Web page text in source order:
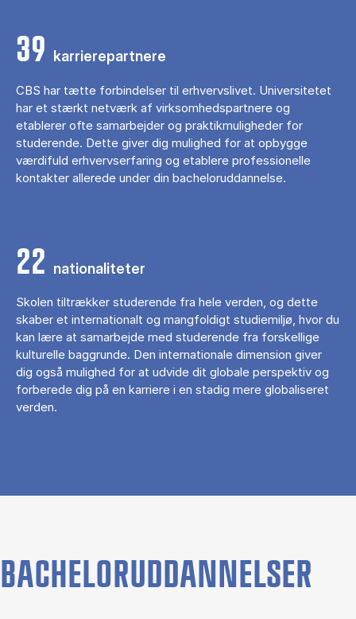
39 karrierepartnere
CBS har tætte forbindelser til erhvervslivet. Universitetet
har et stærkt netværk af virksomhedspartnere og
etablerer ofte samarbejder og praktikmuligheder for
studerende. Dette giver dig mulighed for at opbygge
værdifuld erhvervserfaring og etablere professionelle
kontakter allerede under din bacheloruddannelse.
22 nationaliteter
Skolen tiltrækker studerende fra hele verden, og dette
skaber et internationalt og mangfoldigt studiemiljø, hvor du
kan lære at samarbejde med studerende fra forskellige
kulturelle baggrunde. Den internationale dimension giver
dig også mulighed for at udvide dit globale perspektiv og
forberede dig på en karriere i en stadig mere globaliseret
verden.
BACHELORUDDANNELSER